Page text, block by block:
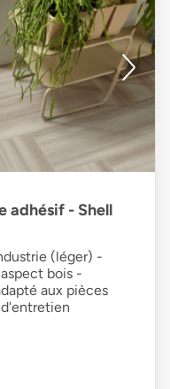
adhésif - Shell
(léger) -
bois -
aux pièces